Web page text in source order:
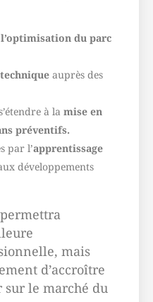
du parc
auprès des
à la mise en
préventifs.
par l’apprentissage
développements
mais
d’accroître
sur le marché du